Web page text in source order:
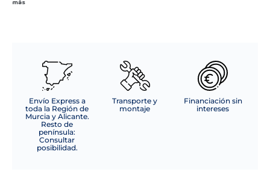
más
Envío Express a
toda la Región de
Murcia y Alicante.
Resto de
península:
Consultar
posibilidad.
Transporte y
montaje
Financiación sin
intereses